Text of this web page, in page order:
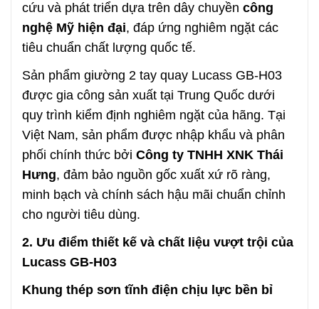
cứu và phát triển dựa trên dây chuyền công
nghệ Mỹ hiện đại, đáp ứng nghiêm ngặt các
tiêu chuẩn chất lượng quốc tế.
Sản phẩm giường 2 tay quay Lucass GB-H03
được gia công sản xuất tại Trung Quốc dưới
quy trình kiểm định nghiêm ngặt của hãng. Tại
Việt Nam, sản phẩm được nhập khẩu và phân
phối chính thức bởi Công ty TNHH XNK Thái
Hưng, đảm bảo nguồn gốc xuất xứ rõ ràng,
minh bạch và chính sách hậu mãi chuẩn chỉnh
cho người tiêu dùng.
2. Ưu điểm thiết kế và chất liệu vượt trội của
Lucass GB-H03
Khung thép sơn tĩnh điện chịu lực bền bỉ